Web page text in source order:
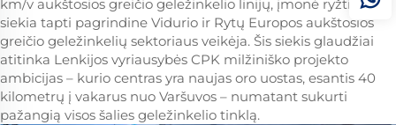
km/v aukštosios greičio geležinkelio linijų, įmonė ryžtingai
siekia tapti pagrindine Vidurio ir Rytų Europos aukštosios
greičio geležinkelių sektoriaus veikėja. Šis siekis glaudžiai
atitinka Lenkijos vyriausybės CPK milžiniško projekto
ambicijas – kurio centras yra naujas oro uostas, esantis 40
kilometrų į vakarus nuo Varšuvos – numatant sukurti
pažangią visos šalies geležinkelio tinklą.